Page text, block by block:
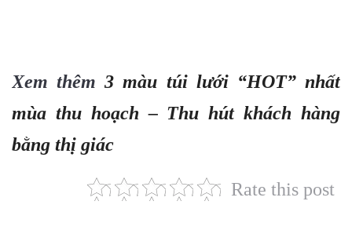
Xem thêm3 màu túi lưới “HOT” nhất
mùa thu hoạch – Thu hút khách hàng
bằng thị giác
Rate this post